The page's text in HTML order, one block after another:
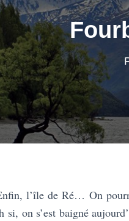
l’île de Ré… On
on s’est baigné